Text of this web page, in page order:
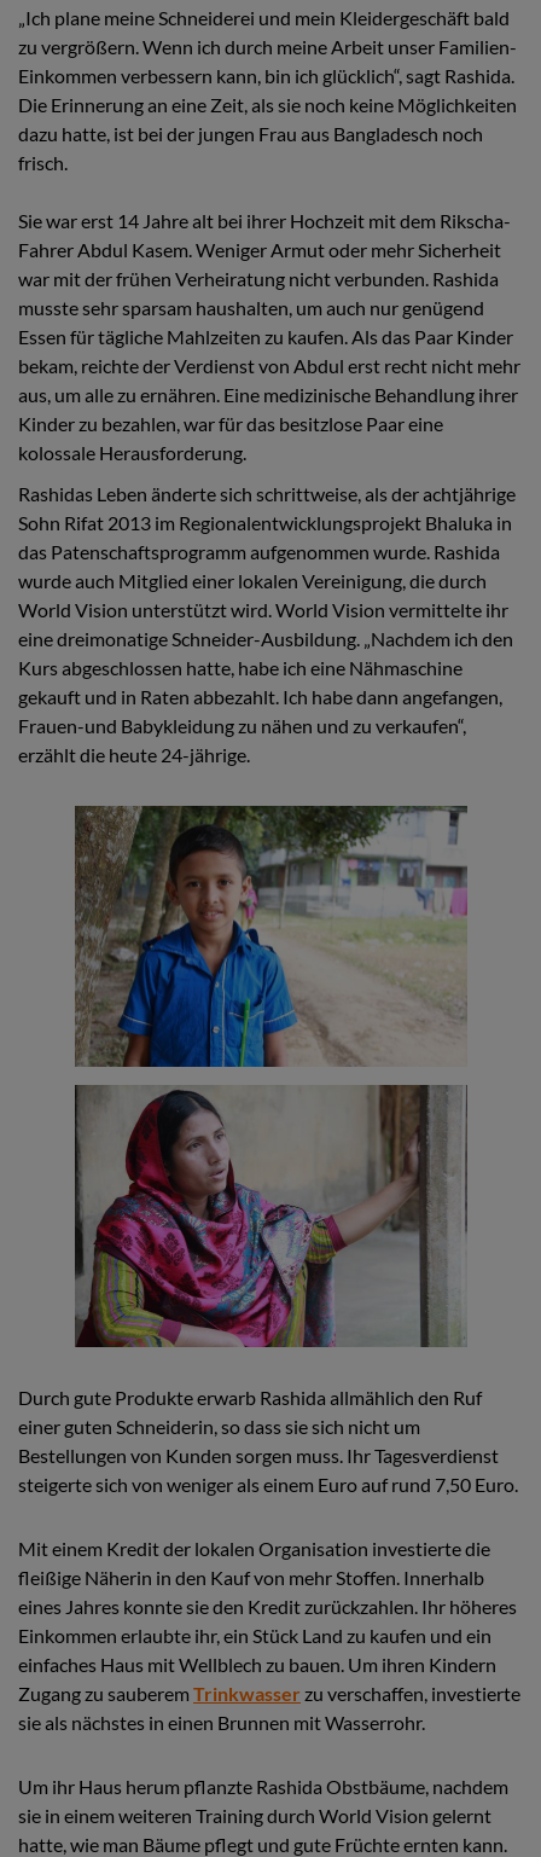
„Ich plane meine Schneiderei und mein Kleidergeschäft bald
zu vergrößern. Wenn ich durch meine Arbeit unser Familien-
Einkommen verbessern kann, bin ich glücklich“, sagt Rashida.
Die Erinnerung an eine Zeit, als sie noch keine Möglichkeiten
dazu hatte, ist bei der jungen Frau aus Bangladesch noch
frisch.
Sie war erst 14 Jahre alt bei ihrer Hochzeit mit dem Rikscha-
Fahrer Abdul Kasem. Weniger Armut oder mehr Sicherheit
war mit der frühen Verheiratung nicht verbunden. Rashida
musste sehr sparsam haushalten, um auch nur genügend
Essen für tägliche Mahlzeiten zu kaufen. Als das Paar Kinder
bekam, reichte der Verdienst von Abdul erst recht nicht mehr
aus, um alle zu ernähren. Eine medizinische Behandlung ihrer
Kinder zu bezahlen, war für das besitzlose Paar eine
kolossale Herausforderung.
Rashidas Leben änderte sich schrittweise, als der achtjährige
Sohn Rifat 2013 im Regionalentwicklungsprojekt Bhaluka in
das Patenschaftsprogramm aufgenommen wurde. Rashida
wurde auch Mitglied einer lokalen Vereinigung, die durch
World Vision unterstützt wird. World Vision vermittelte ihr
eine dreimonatige Schneider-Ausbildung. „Nachdem ich den
Kurs abgeschlossen hatte, habe ich eine Nähmaschine
gekauft und in Raten abbezahlt. Ich habe dann angefangen,
Frauen-und Babykleidung zu nähen und zu verkaufen“,
erzählt die heute 24-jährige.
Durch gute Produkte erwarb Rashida allmählich den Ruf
einer guten Schneiderin, so dass sie sich nicht um
Bestellungen von Kunden sorgen muss. Ihr Tagesverdienst
steigerte sich von weniger als einem Euro auf rund 7,50 Euro.
Mit einem Kredit der lokalen Organisation investierte die
fleißige Näherin in den Kauf von mehr Stoffen. Innerhalb
eines Jahres konnte sie den Kredit zurückzahlen. Ihr höheres
Einkommen erlaubte ihr, ein Stück Land zu kaufen und ein
einfaches Haus mit Wellblech zu bauen. Um ihren Kindern
Zugang zu sauberem Trinkwasser zu verschaffen, investierte
sie als nächstes in einen Brunnen mit Wasserrohr.
Um ihr Haus herum pflanzte Rashida Obstbäume, nachdem
sie in einem weiteren Training durch World Vision gelernt
hatte, wie man Bäume pflegt und gute Früchte ernten kann.